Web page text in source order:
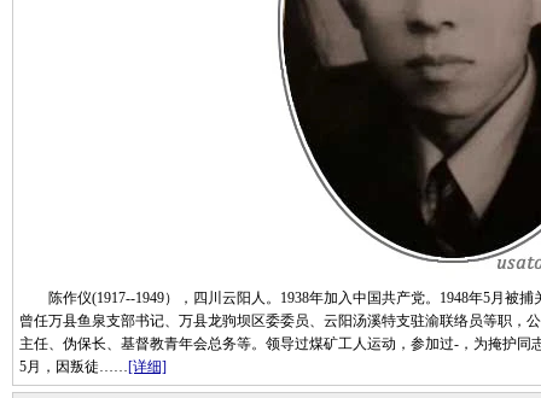
陈作仪(1917--1949），四川云阳人。1938年加入中国共产党。1948年5月被捕
曾任万县鱼泉支部书记、万县龙驹坝区委委员、云阳汤溪特支驻渝联络员等职，
主任、伪保长、基督教青年会总务等。领导过煤矿工人运动，参加过-，为掩护同
5月，因叛徒……[详细]